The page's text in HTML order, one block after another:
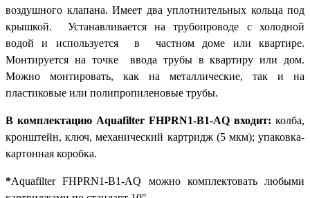
воздушного клапана. Имеет два уплотнительных кольца под
крышкой. Устанавливается на трубопроводе с холодной
водой и используется в частном доме или квартире.
Монтируется на точке ввода трубы в квартиру или дом.
Можно монтировать, как на металлические, так и на
пластиковые или полипропиленовые трубы.
В комплектацию Aquafilter FHPRN1-B1-AQ входит: колба,
кронштейн, ключ, механический картридж (5 мкм); упаковка-
картонная коробка.
*Aquafilter FHPRN1-B1-AQ можно комплектовать любыми